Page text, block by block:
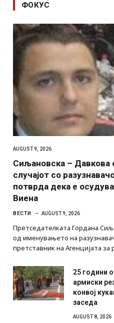
ФОКУС
AUGUST 9, 2026
Сиљановска – Давкова
случајот со
потврда дека е
Виена
ВЕСТИ AUGUST 9, 2026
Претседателката Гордана
од именувањето на
претставник на Агенцијата
25 години
армиски
конвој
заседа
AUGUST 8, 2026